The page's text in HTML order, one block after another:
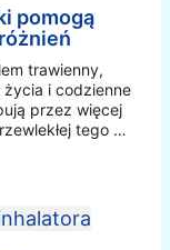
pomogą
trawienny,
życia i codzienne
przez więcej
tego …